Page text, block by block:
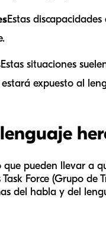
Estas
Estas situaciones
expuesto al
que pueden llevar a
Task Force (Grupo
del habla y del